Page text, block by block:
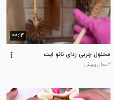
۰۰:۱۴
محلول چربی زدای نانو ایت
۲ سال پیش